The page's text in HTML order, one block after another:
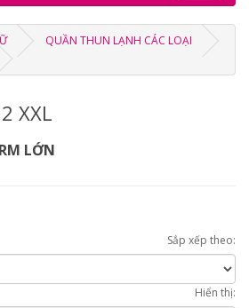
QUẦN THUN LẠNH CÁC LOẠI
XXL
LỚN
Sắp xếp theo:
Hiển thị: